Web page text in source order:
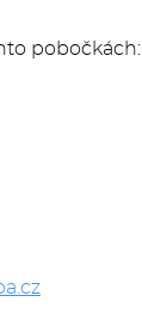
pobočkách: